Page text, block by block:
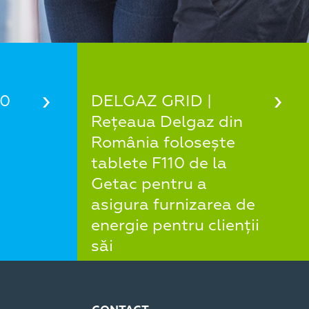
DELGAZ GRID |
Rețeaua Delgaz din
România folosește
tablete F110 de la
Getac pentru a
asigura furnizarea de
energie pentru clienții
săi